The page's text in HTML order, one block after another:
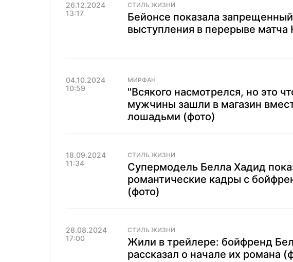
26.12.2024
13:17
СТИЛЬ ЖИЗНИ
Бейонсе показала
выступления в перерыве
04.10.2024
10:59
МИРФАН
"Всякого насмотрелся, но это
мужчины зашли в магазин
лошадьми (фото)
18.09.2024
11:34
СТИЛЬ ЖИЗНИ
Супермодель Белла Хадид
романтические кадры с
(фото)
28.08.2024
17:00
СТИЛЬ ЖИЗНИ
Жили в трейлере: бойфренд
рассказал о начале их романа